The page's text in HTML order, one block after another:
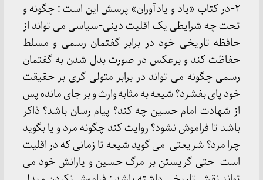
۲-در کتاب «یاد و یادآوران» پرسش این است : چگونه و
تحت چه شرایطی یک اقلیت دینی-سیاسی می تواند از
حافظه تاریخی خود در برابر گفتمان رسمی و مسلط
حفاظت کند و برعکس در صورت بدل شدن به گفتمان
رسمی چگونه می تواند در برابر متولی گری بر حقیقت
خود پای بفشرد؟ شیعه به مثابه وارث و بر جای مانده پس
از شهادت امام حسین چه کند؟ پیام رسان باشد؟ ذاکر
باشد تا فراموش نشود؟ روایت کند چگونه مرد و یا بگوید
چرا مرد؟ شریعتی می گوید شیعه تا زمانی که در اقلیت
است حتی گریستن بر مرگ حسین و یارانش خود می